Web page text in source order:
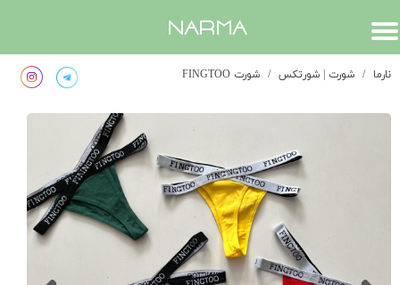
​narma
نارما شورت | شورتکس شورت FINGTOO